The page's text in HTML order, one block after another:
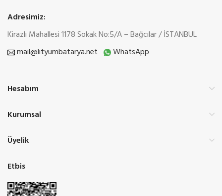
Adresimiz:
Kirazlı Mahallesi 1178 Sokak No:5/A – Bağcılar / İSTANBUL
mail@lityumbatarya.net
WhatsApp
Hesabım
Kurumsal
Üyelik
Etbis